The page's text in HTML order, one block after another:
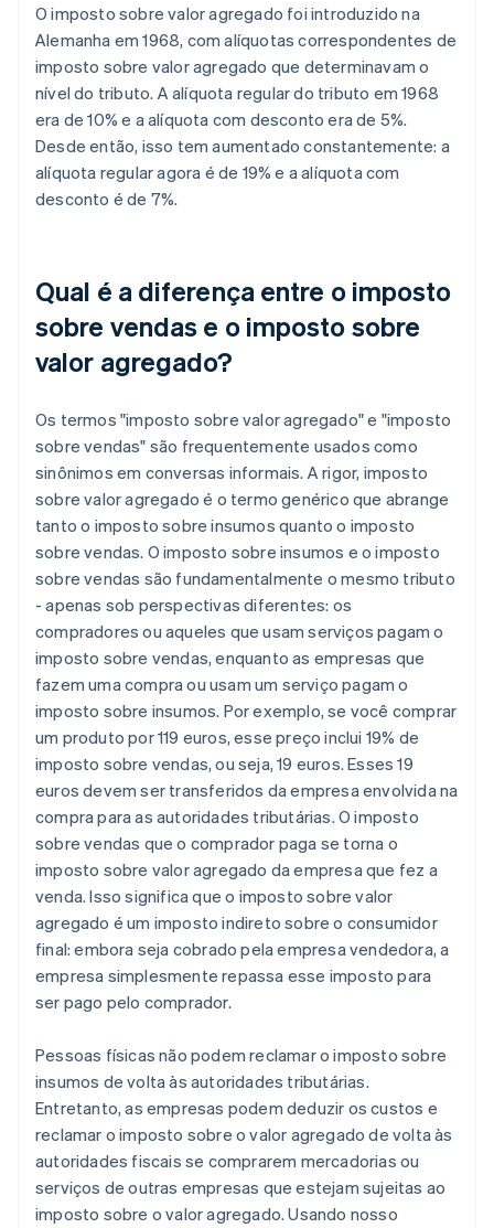
O imposto sobre valor agregado foi introduzido na
Alemanha em 1968, com alíquotas correspondentes de
imposto sobre valor agregado que determinavam o
nível do tributo. A alíquota regular do tributo em 1968
era de 10% e a alíquota com desconto era de 5%.
Desde então, isso tem aumentado constantemente: a
alíquota regular agora é de 19% e a alíquota com
desconto é de 7%.
Qual é a diferença entre o imposto
sobre vendas e o imposto sobre
valor agregado?
Os termos "imposto sobre valor agregado" e "imposto
sobre vendas" são frequentemente usados como
sinônimos em conversas informais. A rigor, imposto
sobre valor agregado é o termo genérico que abrange
tanto o imposto sobre insumos quanto o imposto
sobre vendas. O imposto sobre insumos e o imposto
sobre vendas são fundamentalmente o mesmo tributo
- apenas sob perspectivas diferentes: os
compradores ou aqueles que usam serviços pagam o
imposto sobre vendas, enquanto as empresas que
fazem uma compra ou usam um serviço pagam o
imposto sobre insumos. Por exemplo, se você comprar
um produto por 119 euros, esse preço inclui 19% de
imposto sobre vendas, ou seja, 19 euros. Esses 19
euros devem ser transferidos da empresa envolvida na
compra para as autoridades tributárias. O imposto
sobre vendas que o comprador paga se torna o
imposto sobre valor agregado da empresa que fez a
venda. Isso significa que o imposto sobre valor
agregado é um imposto indireto sobre o consumidor
final: embora seja cobrado pela empresa vendedora, a
empresa simplesmente repassa esse imposto para
ser pago pelo comprador.
Pessoas físicas não podem reclamar o imposto sobre
insumos de volta às autoridades tributárias.
Entretanto, as empresas podem deduzir os custos e
reclamar o imposto sobre o valor agregado de volta às
autoridades fiscais se comprarem mercadorias ou
serviços de outras empresas que estejam sujeitas ao
imposto sobre o valor agregado. Usando nosso